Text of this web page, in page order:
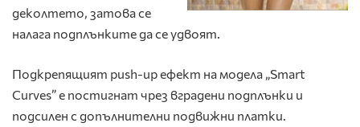
деколтето, затова се
налага подплънките да се удвоят.
Подкрепящият push-up ефект на модела „Smart
Curves” е постигнат чрез вградени подплънки и
подсилен с допълнителни подвижни платки.